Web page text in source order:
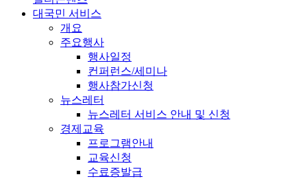
대국민 서비스
개요
주요행사
행사일정
컨퍼런스/세미나
행사참가신청
뉴스레터
뉴스레터 서비스 안내 및 신청
경제교육
프로그램안내
교육신청
수료증발급